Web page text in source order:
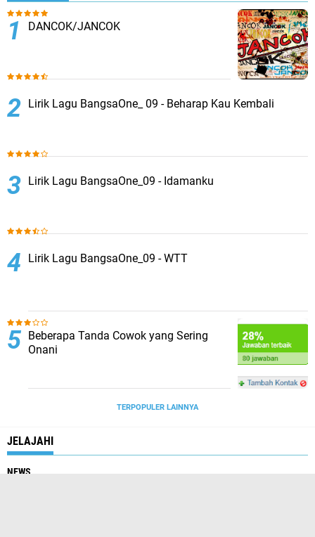
DANCOK/JANCOK
Lirik Lagu BangsaOne_ 09 - Beharap Kau Kembali
Lirik Lagu BangsaOne_09 - Idamanku
Lirik Lagu BangsaOne_09 - WTT
Beberapa Tanda Cowok yang Sering
Onani
TERPOPULER LAINNYA
JELAJAHI
NEWS